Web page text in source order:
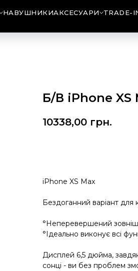
НАВУШНИКИАКСЕСУАРИ TRADE-
Б/В iPhone XS
10338,00 грн.
iPhone XS Max
Бездоганний варіант для
°Неперевершений
°Ідеально виконує всі
Дисплей 6,5 дюйма,
сонці - ви без проблем